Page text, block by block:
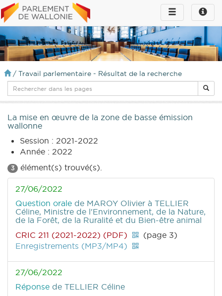
Toggle
infos
Toggle
navigation
/ Travail parlementaire - Résultat de la recherche
La mise en œuvre de la zone de basse émission
wallonne
Session : 2021-2022
Année : 2022
3 élément(s) trouvé(s).
27/06/2022
Question orale de MAROY Olivier à TELLIER
Céline, Ministre de l'Environnement, de la Nature,
de la Forêt, de la Ruralité et du Bien-être animal
CRIC 211 (2021-2022) (PDF)
(page 3)
Enregistrements (MP3/MP4)
27/06/2022
Réponse de TELLIER Céline